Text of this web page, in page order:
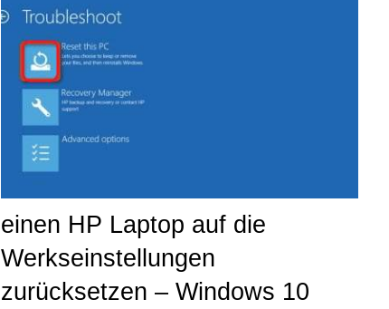
einen HP Laptop auf die
Werkseinstellungen
zurücksetzen – Windows 10